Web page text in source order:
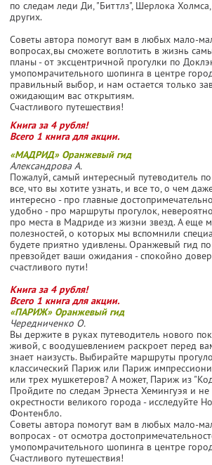
по следам леди Ди, "Биттлз", Шерлока
других.
Советы автора помогут вам в любых мало-
вопросах,вы сможете воплотить в жизнь
планы - от эксцентричной прогулки по
умопомрачительного шопинга в центре
правильный выбор, и нам остается только
ожидающим вас открытиям.
Счастливого путешествия!
Книга за 4 рубля!
Всего 1 книга для акции.
«МАДРИД» Оранжевый гид
Александрова А.
Пожалуй, самый интересный путеводитель
все, что вы хотите узнать, и все то, о чем
интересно - про главные
удобно - про маршруты прогулок,
про места в Мадриде из жизни звезд. А еще
полезностей, о которых мы вспомнили
будете приятно удивлены. Оранжевый гид
превзойдет ваши ожидания - спокойно
счастливого пути!
Книга за 4 рубля!
Всего 1 книга для акции.
«ПАРИЖ» Оранжевый гид
Чередниченко О.
Вы держите в руках путеводитель нового
живой, с воодушевлением раскроет перед
знает наизусть. Выбирайте маршруты
классический Париж или Париж
или трех мушкетеров? А может, Париж из
Пройдите по следам Эрнеста Хемингуэя и не
окрестности великого города - исследуйте
Фонтенбло.
Советы автора помогут вам в любых мало-
вопросах - от осмотра
умопомрачительного шопинга в центре
Счастливого путешествия!